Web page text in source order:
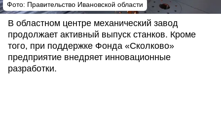
Фото: Правительство Ивановской области
В областном центре механический завод
продолжает активный выпуск станков. Кроме
того, при поддержке Фонда «Сколково»
предприятие внедряет инновационные
разработки.